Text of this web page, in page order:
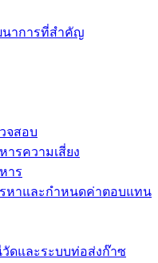
นาการที่สำคัญ
จสอบ
รความเสี่ยง
าร
หาและกำหนดค่าตอบแทน
ดและระบบท่อส่งก๊าซ